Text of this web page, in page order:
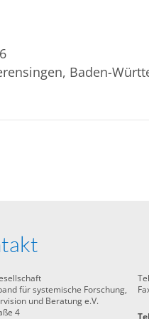
Baden-
für systemische Forschung,
und Beratung e.V.
4
Tel